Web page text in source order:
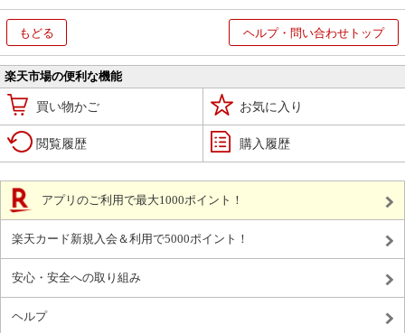
もどる ヘルプ・問い合わせトップ
楽天市場の便利な機能
買い物かご お気に入り
閲覧履歴 購入履歴
アプリのご利用で最大1000ポイント！
楽天カード新規入会＆利用で5000ポイント！
安心・安全への取り組み
ヘルプ